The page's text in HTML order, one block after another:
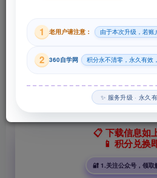
📋 下载信息如
📱 积分兑换
🔐 1.关注公众号，领取
1 老用户请注意： 由于本次升级，若账
2 360自学网 积分永不清零，永久有效
✨ 服务升级 · 永久